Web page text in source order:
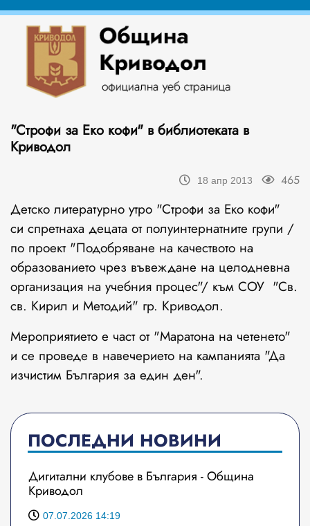
"Строфи за Еко кофи" в библиотеката в
Криводол
18 апр 2013 465
Детско литературно утро "Строфи за Еко кофи"
си спретнаха децата от полуинтернатните групи /
по проект "Подобряване на качеството на
образованието чрез въвеждане на целодневна
организация на учебния процес"/ към СОУ "Св.
св. Кирил и Методий" гр. Криводол.
Мероприятието е част от "Маратона на четенето"
и се проведе в навечериeто на кампанията "Да
изчистим България за един ден".
ПОСЛЕДНИ НОВИНИ
Дигитални клубове в България - Община
Криводол
07.07.2026 14:19